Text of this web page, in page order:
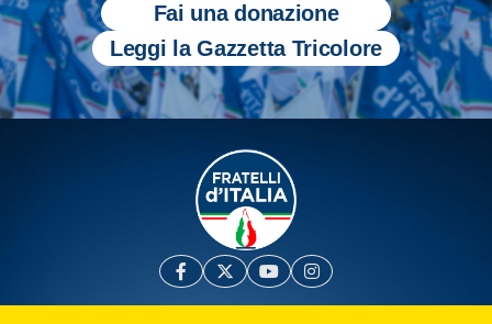
Fai una donazione
Leggi la Gazzetta Tricolore